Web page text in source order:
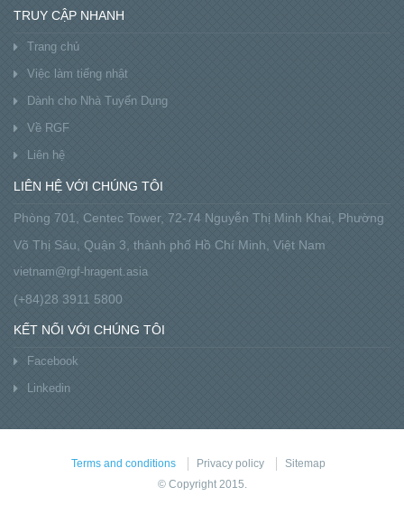
TRUY CẬP NHANH
Trang chủ
Việc làm tiếng nhật
Dành cho Nhà Tuyển Dụng
Về RGF
Liên hệ
LIÊN HỆ VỚI CHÚNG TÔI
Phòng 701, Centec Tower, 72-74 Nguyễn Thị Minh Khai, Phường
Võ Thị Sáu, Quận 3, thành phố Hồ Chí Minh, Việt Nam
vietnam@rgf-hragent.asia
(+84)28 3911 5800
KẾT NỐI VỚI CHÚNG TÔI
Facebook
Linkedin
Terms and conditions Privacy policy
Sitemap
© Copyright 2015.